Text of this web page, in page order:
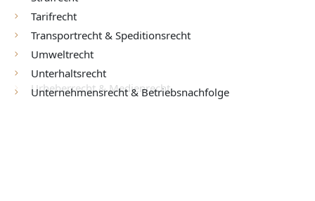
Tarifrecht
Transportrecht & Speditionsrecht
Umweltrecht
Unterhaltsrecht
Unternehmensrecht & Betriebsnachfolge